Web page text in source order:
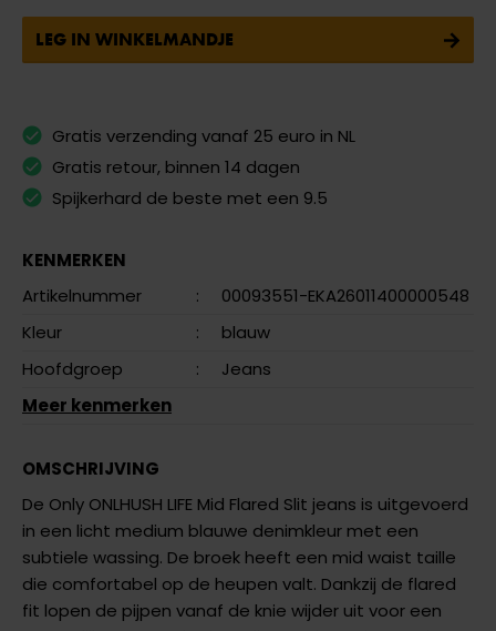
LEG IN WINKELMANDJE
Gratis verzending vanaf 25 euro in NL
Gratis retour, binnen 14 dagen
Spijkerhard de beste met een 9.5
KENMERKEN
Artikelnummer
:
00093551-EKA26011400000548
Kleur
:
blauw
Hoofdgroep
:
Jeans
Meer kenmerken
OMSCHRIJVING
De Only ONLHUSH LIFE Mid Flared Slit jeans is uitgevoerd
in een licht medium blauwe denimkleur met een
subtiele wassing. De broek heeft een mid waist taille
die comfortabel op de heupen valt. Dankzij de flared
fit lopen de pijpen vanaf de knie wijder uit voor een